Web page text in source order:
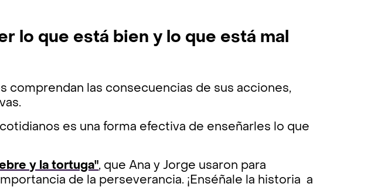
lo que está bien y lo que está mal
comprendan las consecuencias de sus acciones,
es una forma efectiva de enseñarles lo que
y la tortuga", que Ana y Jorge usaron para
de la perseverancia. ¡Enséñale la historia a